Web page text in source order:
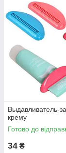
Выдавливатель-
крему
Готово до
34 ₴